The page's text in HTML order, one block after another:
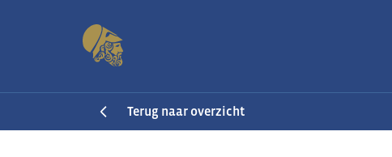
Terug naar overzicht